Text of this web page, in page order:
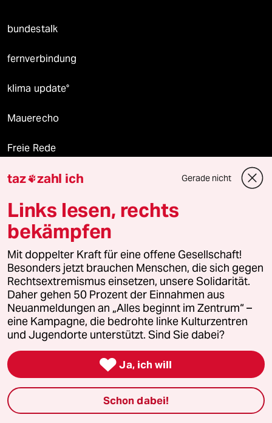
bundestalk
fernverbindung
klima update°
Mauerecho
Freie Rede
reingehen
Newsletter
team zukunft
taz frisch
taz zahl ich
taz lab Infobrief
Veranstaltungen
taz zahl ich Gerade nicht
Links lesen, rechts
bekämpfen
Mit doppelter Kraft für eine offene Gesellschaft!
Besonders jetzt brauchen Menschen, die sich gegen
Rechtsextremismus einsetzen, unsere Solidarität.
Daher gehen 50 Prozent der Einnahmen aus
Neuanmeldungen an „Alles beginnt im Zentrum“ –
eine Kampagne, die bedrohte linke Kulturzentren
und Jugendorte unterstützt. Sind Sie dabei?
 Ja, ich will
Schon dabei!